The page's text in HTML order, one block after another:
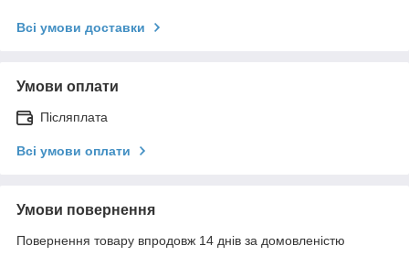
Всі умови доставки
Умови оплати
Післяплата
Всі умови оплати
Умови повернення
Повернення товару впродовж 14 днів за домовленістю